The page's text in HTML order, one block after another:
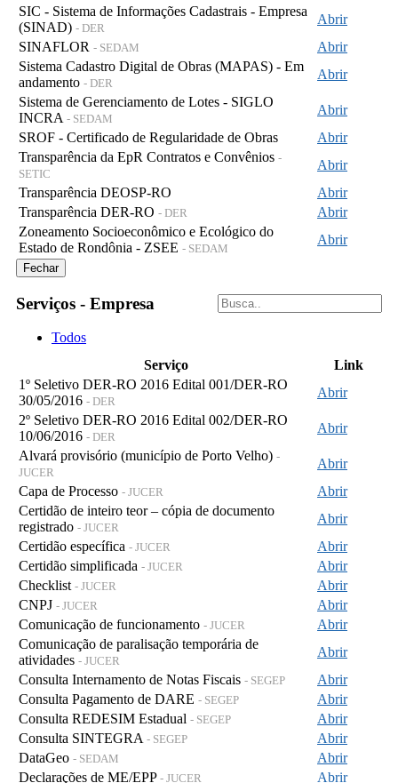
SIC - Sistema de Informações Cadastrais - Empresa
(SINAD) - DER
Abrir
SINAFLOR - SEDAM
Abrir
Sistema Cadastro Digital de Obras (MAPAS) - Em
andamento - DER
Abrir
Sistema de Gerenciamento de Lotes - SIGLO
INCRA - SEDAM
Abrir
SROF - Certificado de Regularidade de Obras
Abrir
Transparência da EpR Contratos e Convênios -
SETIC
Abrir
Transparência DEOSP-RO
Abrir
Transparência DER-RO - DER
Abrir
Zoneamento Socioeconômico e Ecológico do
Estado de Rondônia - ZSEE - SEDAM
Abrir
Fechar
Serviços - Empresa
Todos
Serviço
Link
1º Seletivo DER-RO 2016 Edital 001/DER-RO
30/05/2016 - DER
Abrir
2º Seletivo DER-RO 2016 Edital 002/DER-RO
10/06/2016 - DER
Abrir
Alvará provisório (município de Porto Velho) -
JUCER
Abrir
Capa de Processo - JUCER
Abrir
Certidão de inteiro teor – cópia de documento
registrado - JUCER
Abrir
Certidão específica - JUCER
Abrir
Certidão simplificada - JUCER
Abrir
Checklist - JUCER
Abrir
CNPJ - JUCER
Abrir
Comunicação de funcionamento - JUCER
Abrir
Comunicação de paralisação temporária de
atividades - JUCER
Abrir
Consulta Internamento de Notas Fiscais - SEGEP
Abrir
Consulta Pagamento de DARE - SEGEP
Abrir
Consulta REDESIM Estadual - SEGEP
Abrir
Consulta SINTEGRA - SEGEP
Abrir
DataGeo - SEDAM
Abrir
Declarações de ME/EPP - JUCER Abrir